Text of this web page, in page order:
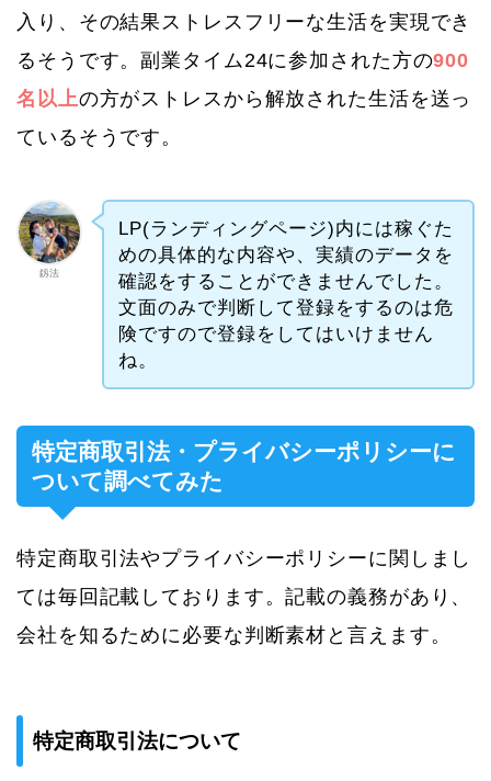
入り、その結果ストレスフリーな生活を実現でき
るそうです。副業タイム24に参加された方の900
名以上の方がストレスから解放された生活を送っ
ているそうです。
釼法
LP(ランディングページ)内には稼ぐた
めの具体的な内容や、実績のデータを
確認をすることができませんでした。
文面のみで判断して登録をするのは危
険ですので登録をしてはいけません
ね。
特定商取引法・プライバシーポリシーに
ついて調べてみた
特定商取引法やプライバシーポリシーに関しまし
ては毎回記載しております。記載の義務があり、
会社を知るために必要な判断素材と言えます。
特定商取引法について